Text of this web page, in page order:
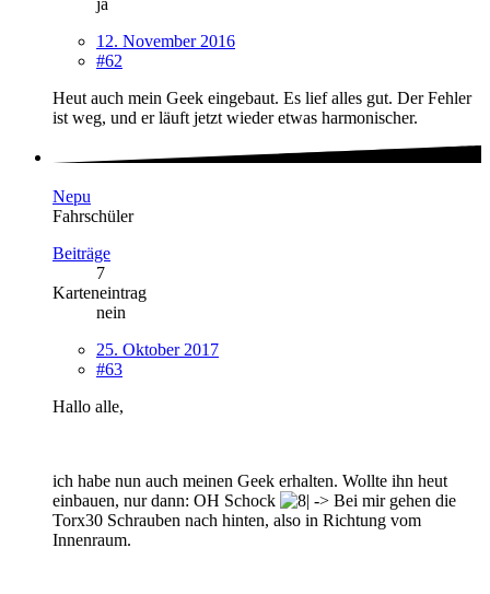
12. November 2016
#62
Heut auch mein Geek eingebaut. Es lief alles gut. Der Fehler
ist weg, und er läuft jetzt wieder etwas harmonischer.
Nepu
Fahrschüler
Beiträge
7
Karteneintrag
nein
25. Oktober 2017
#63
Hallo alle,
ich habe nun auch meinen Geek erhalten. Wollte ihn heut
einbauen, nur dann: OH Schock
-> Bei mir gehen die
Torx30 Schrauben nach hinten, also in Richtung vom
Innenraum.